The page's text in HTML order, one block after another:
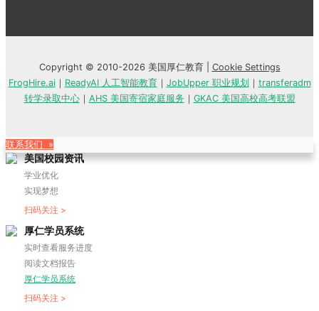
Copyright © 2010-2026 美国厚仁教育 | Cookie Settings
FrogHire.ai｜ ReadyAI 人工智能教育｜ JobUpper 职业规划 ｜ transferadm
转学录取中心｜ AHS 美国寄宿家庭服务 ｜ GKAC 美国高校高考联盟
联系我们 »
美国校园资讯
学业优化
实现梦想
扫码关注 >
厚仁学员系统
实时查看服务进度
阅读文档报告
厚仁学员系统
扫码关注 >